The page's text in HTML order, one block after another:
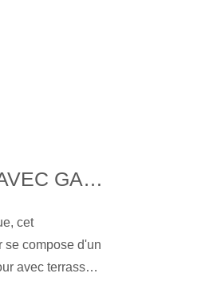
APPARTEMENT 3 PIÈCES - AVEC GARAGE DOUBLE ET CAVE À 10 MIN DU CENTRE-VILLE
cet
se compose d'un
avec terrasse,